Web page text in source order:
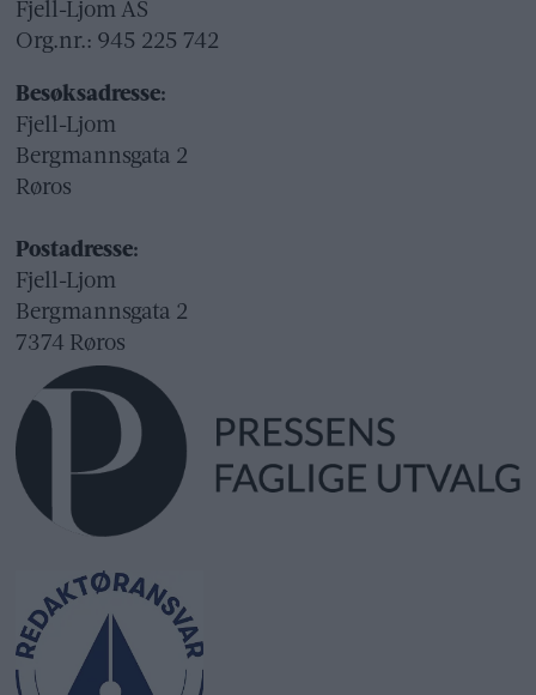
Fjell-Ljom AS
Org.nr.: 945 225 742
Besøksadresse:
Fjell-Ljom
Bergmannsgata 2
Røros
Postadresse:
Fjell-Ljom
Bergmannsgata 2
7374 Røros